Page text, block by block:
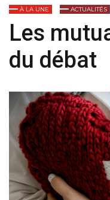
À LA UNE ACTUALITÉS
Les
du débat